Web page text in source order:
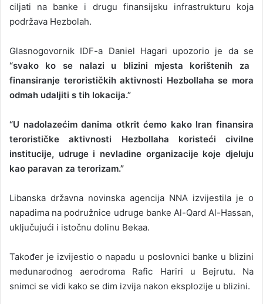
ciljati na banke i drugu finansijsku infrastrukturu koja
podržava Hezbolah.
Glasnogovornik IDF-a Daniel Hagari upozorio je da se
“svako ko se nalazi u blizini mjesta korištenih za
finansiranje terorističkih aktivnosti Hezbollaha se mora
odmah udaljiti s tih lokacija.”
“U nadolazećim danima otkrit ćemo kako Iran finansira
terorističke aktivnosti Hezbollaha koristeći civilne
institucije, udruge i nevladine organizacije koje djeluju
kao paravan za terorizam.”
Libanska državna novinska agencija NNA izvijestila je o
napadima na podružnice udruge banke Al-Qard Al-Hassan,
uključujući i istočnu dolinu Bekaa.
Također je izvijestio o napadu u poslovnici banke u blizini
međunarodnog aerodroma Rafic Hariri u Bejrutu. Na
snimci se vidi kako se dim izvija nakon eksplozije u blizini.